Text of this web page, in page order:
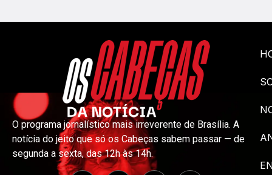
O programa jornalístico mais irreverente de Brasília. A
notícia do jeito que só os Cabeças sabem passar — de
segunda a sexta, das 12h às 14h.